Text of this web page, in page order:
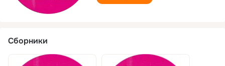
Сборники